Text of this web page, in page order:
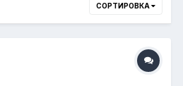
СОРТИРОВКА